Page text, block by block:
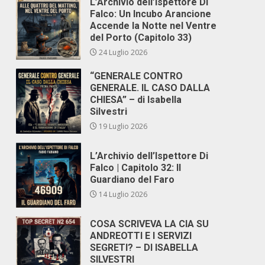
Falco: Un Incubo Arancione
Accende la Notte nel Ventre
del Porto (Capitolo 33)
24 Luglio 2026
“GENERALE CONTRO
GENERALE. IL CASO DALLA
CHIESA” – di Isabella
Silvestri
19 Luglio 2026
L’Archivio dell’Ispettore Di
Falco | Capitolo 32: Il
Guardiano del Faro
14 Luglio 2026
COSA SCRIVEVA LA CIA SU
ANDREOTTI E I SERVIZI
SEGRETI? – DI ISABELLA
SILVESTRI